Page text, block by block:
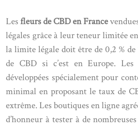
Les fleurs de CBD en France
légales grâce à leur teneur limitée
la limite légale doit être de 0,2 %
de CBD si c’est en Europe.
développées spécialement pour
minimal en proposant le taux de
extrême. Les boutiques en ligne
d’honneur à tester à de